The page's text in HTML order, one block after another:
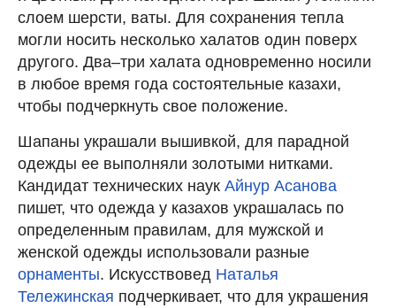
слоем шерсти, ваты. Для сохранения тепла
могли носить несколько халатов один поверх
другого. Два–три халата одновременно носили
в любое время года состоятельные казахи,
чтобы подчеркнуть свое положение.
Шапаны украшали вышивкой, для парадной
одежды ее выполняли золотыми нитками.
Кандидат технических наук Айнур Асанова
пишет, что одежда у казахов украшалась по
определенным правилам, для мужской и
женской одежды использовали разные
орнаменты. Искусствовед Наталья
Тележинская подчеркивает, что для украшения